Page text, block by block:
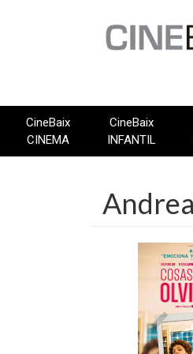
CineBaix
CINEMA
CineBaix
INFANTIL